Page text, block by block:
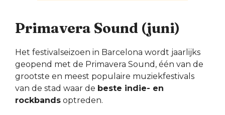
Primavera Sound (juni)
Het festivalseizoen in Barcelona wordt jaarlijks
geopend met de Primavera Sound, één van de
grootste en meest populaire muziekfestivals
van de stad waar de beste indie- en
rockbands optreden.